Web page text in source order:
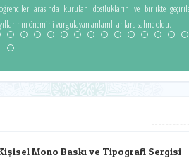
öğrenciler arasında kurulan dostlukların ve birlikte
yıllarının önemini vurgulayan anlamlı anlara sahne oldu.
Mono Baskı ve Tipografi Sergisi